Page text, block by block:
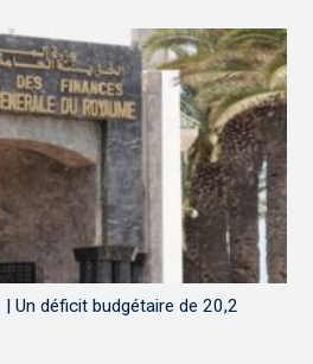
Un déficit budgétaire de 20,2